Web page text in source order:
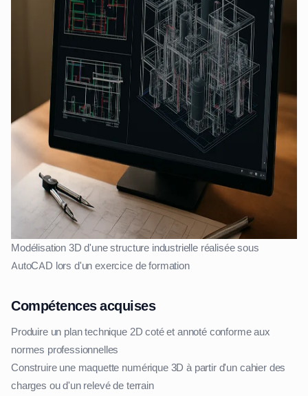
Modélisation 3D d'une structure industrielle réalisée sous
AutoCAD lors d'un exercice de formation
Compétences acquises
Produire un plan technique 2D coté et annoté conforme aux
normes professionnelles
Construire une maquette numérique 3D à partir d'un cahier des
charges ou d'un relevé de terrain